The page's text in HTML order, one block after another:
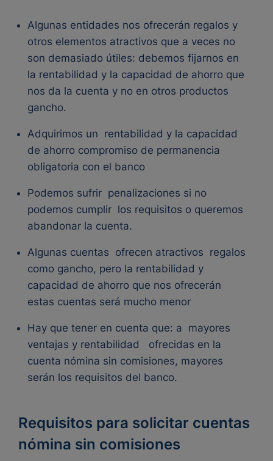
Algunas entidades nos ofrecerán regalos y
otros elementos atractivos que a veces no
son demasiado útiles: debemos fijarnos en
la rentabilidad y la capacidad de ahorro que
nos da la cuenta y no en otros productos
gancho.
Adquirimos un rentabilidad y la capacidad
de ahorro compromiso de permanencia
obligatoria con el banco
Podemos sufrir penalizaciones si no
podemos cumplir los requisitos o queremos
abandonar la cuenta.
Algunas cuentas ofrecen atractivos regalos
como gancho, pero la rentabilidad y
capacidad de ahorro que nos ofrecerán
estas cuentas será mucho menor
Hay que tener en cuenta que: a mayores
ventajas y rentabilidad
ofrecidas en la
cuenta nómina sin comisiones, mayores
serán los requisitos del banco.
Requisitos para solicitar cuentas
nómina sin comisiones